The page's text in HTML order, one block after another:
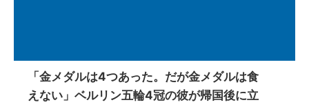
「金メダルは4つあった。だが金メダルは食
えない」ベルリン五輪4冠の彼が帰国後に立